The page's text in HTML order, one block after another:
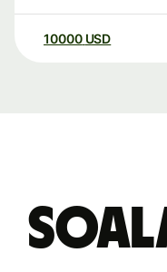
10000 USD